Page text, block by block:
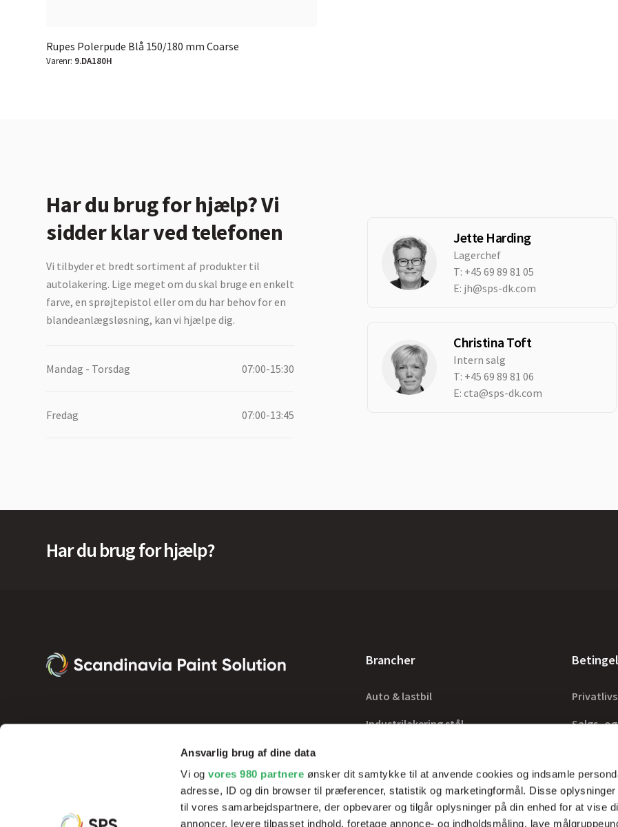
Ansvarlig brug af dine data
Vi ogvores 980 partnere ønsker dit samtykke til at anvende cookies og indsamle
adresse, ID og din browser til præferencer, statistik og marketingformål. Disse oplysninger
til vores samarbejdspartnere, der opbevarer og tilgår oplysninger på din enhed for at vise
annoncer, levere tilpasset indhold, foretage annonce- og indholdsmåling, lave
Rupes Polerpude Blå 150/180 mm Coarse
Varenr: 9.DA180H
Har du brug for hjælp? Vi
sidder klar ved telefonen
Vi tilbyder et bredt sortiment af produkter til
autolakering. Lige meget om du skal bruge en enkelt
farve, en sprøjtepistol eller om du har behov for en
blandeanlægsløsning, kan vi hjælpe dig.
Mandag - Torsdag 07:00-15:30
Fredag 07:00-13:45
Jette Harding
Lagerchef
T: +45 69 89 81 05
E: jh@sps-dk.com
Christina Toft
Intern salg
T: +45 69 89 81 06
E:cta@sps-dk.com
Har du brug for hjælp?
Brancher
Auto & lastbil
Industrilakering stål
Tilbehør
Salgs-